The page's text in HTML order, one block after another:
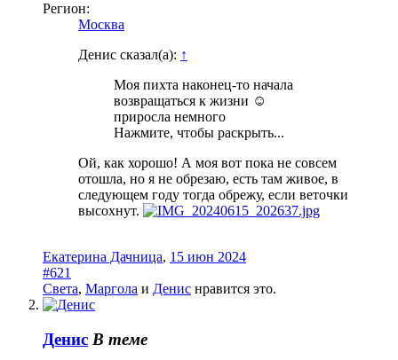
Регион:
Москва
Денис сказал(а): ↑
Моя пихта наконец-то начала
возвращаться к жизни ☺️
приросла немного
Нажмите, чтобы раскрыть...
Ой, как хорошо! А моя вот пока не совсем
отошла, но я не обрезаю, есть там живое, в
следующем году тогда обрежу, если веточки
высохнут.
Екатерина Дачница, 15 июн 2024
#621
Света, Маргола и Денис нравится это.
Денис В теме